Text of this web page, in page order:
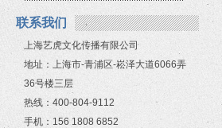
联系我们
上海艺虎文化传播有限公司
地址：上海市-青浦区-崧泽大道6066弄
36号楼三层
热线：400-804-9112
手机：156 1808 6852